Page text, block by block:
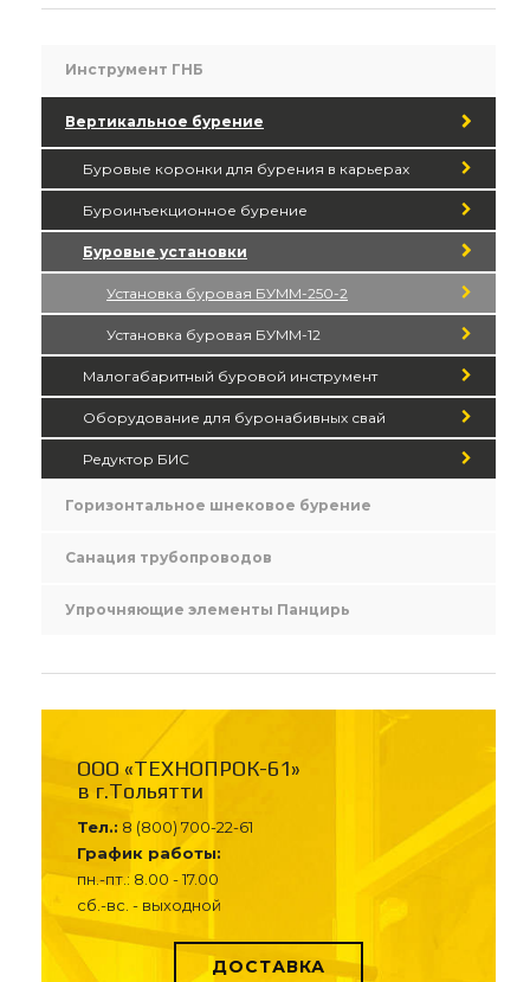
Инструмент ГНБ
Вертикальное бурение
Буровые коронки для бурения в карьерах
Буроинъекционное бурение
Буровые установки
Установка буровая БУММ-250-2
Установка буровая БУММ-12
Малогабаритный буровой инструмент
Оборудование для буронабивных свай
Редуктор БИС
Горизонтальное шнековое бурение
Санация трубопроводов
Упрочняющие элементы Панцирь
ООО «ТЕХНОПРОК-61»
в г.Тольятти
Тел.: 8 (800) 700-22-61
График работы:
пн.-пт.: 8.00 - 17.00
сб.-вс. - выходной
ДОСТАВКА